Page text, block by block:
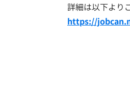
詳細は以下より
https://